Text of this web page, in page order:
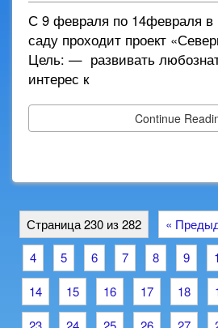
С 9 февраля по 14февраля в
саду проходит проект
Цель: — развивать
интерес к
Continue
Страница 230 из 282 «
4
5 6 7 8 9
14
15 16 17 18